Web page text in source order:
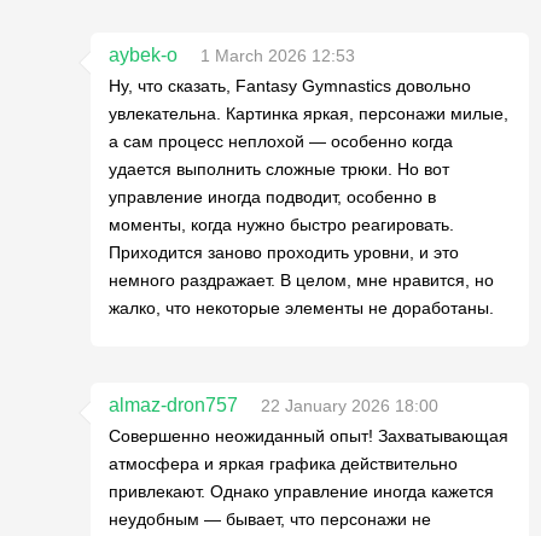
aybek-o
1 March 2026 12:53
Ну, что сказать, Fantasy Gymnastics довольно
увлекательна. Картинка яркая, персонажи милые,
а сам процесс неплохой — особенно когда
удается выполнить сложные трюки. Но вот
управление иногда подводит, особенно в
моменты, когда нужно быстро реагировать.
Приходится заново проходить уровни, и это
немного раздражает. В целом, мне нравится, но
жалко, что некоторые элементы не доработаны.
almaz-dron757
22 January 2026 18:00
Совершенно неожиданный опыт! Захватывающая
атмосфера и яркая графика действительно
привлекают. Однако управление иногда кажется
неудобным — бывает, что персонажи не